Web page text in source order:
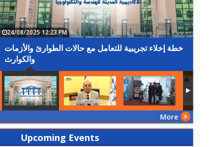
خطة إخلاء تجريبية للتعامل مع حالات الطوارئ والأزمات
والكوارث
24/08/2025 12:23 PM
More
Upcoming Events